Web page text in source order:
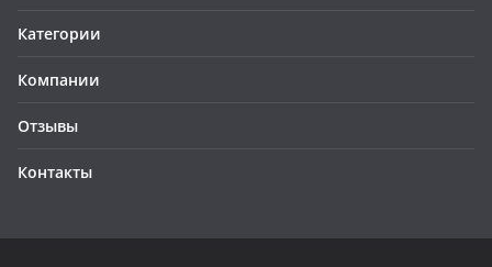
Категории
Компании
Отзывы
Контакты